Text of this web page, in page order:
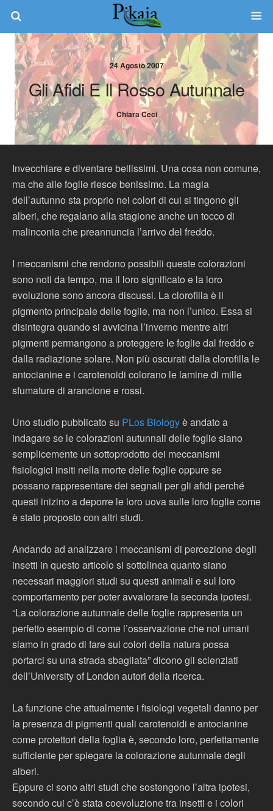
24 Agosto 2007
Gli Afidi E Il Rosso Autunnale
Chiara Ceci
Invecchiare e diventare bellissimi. Una cosa non comune,
ma che alle foglie riesce benissimo. La magia
dell’autunno sta proprio nei colori di cui si tingono gli
alberi, che regalano alla stagione anche un tocco di
malinconia che preannuncia l’arrivo del freddo.
I meccanismi che rendono possibili queste colorazioni
sono noti da tempo, ma il loro significato e la loro
evoluzione sono ancora discussi. La clorofilla è il
pigmento principale delle foglie, ma non l’unico. Essa si
disintegra quando si avvicina l’inverno mentre altri
pigmenti permangono a proteggere le foglie dal freddo e
dalla radiazione solare. Non più oscurati dalla clorofilla le
antocianine e i carotenoidi colorano le lamine di mille
sfumature di arancione e rossi.
Uno studio pubblicato su PLos Biologyè andato a
indagare se le colorazioni autunnali delle foglie siano
semplicemente un sottoprodotto dei meccanismi
fisiologici insiti nella morte delle foglie oppure se
possano rappresentare dei segnali per gli afidi perché
questi inizino a deporre le loro uova sulle loro foglie come
è stato proposto con altri studi.
Andando ad analizzare i meccanismi di percezione degli
insetti in questo articolo si sottolinea quanto siano
necessari maggiori studi su questi animali e sul loro
comportamento per poter avvalorare la seconda ipotesi.
“La colorazione autunnale delle foglie rappresenta un
perfetto esempio di come l’osservazione che noi umani
siamo in grado di fare sui colori della natura possa
portarci su una strada sbagliata” dicono gli scienziati
dell’University of London autori della ricerca.
La funzione che attualmente i fisiologi vegetali danno per
la presenza di pigmenti quali carotenoidi e antocianine
come protettori della foglia è, secondo loro, perfettamente
sufficiente per spiegare la colorazione autunnale degli
alberi.
Eppure ci sono altri studi che sostengono l’altra ipotesi,
secondo cui c’è stata coevoluzione tra insetti e i colori